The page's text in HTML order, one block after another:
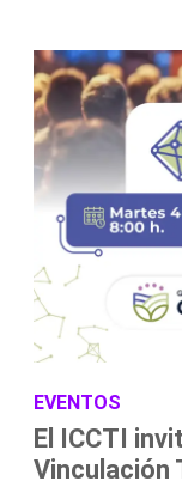
EVENTOS
El ICCTI
Vinculación